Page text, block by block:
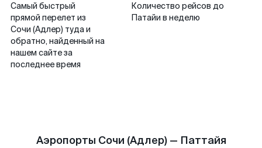
Самый быстрый
прямой перелет из
Сочи (Адлер) туда и
обратно, найденный на
нашем сайте за
последнее время
Количество рейсов до
Патайи в неделю
Аэропорты Сочи (Адлер) — Паттайя